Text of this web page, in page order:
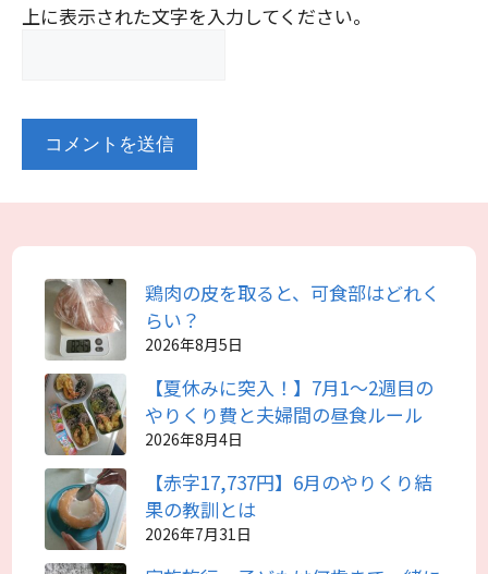
上に表示された文字を入力してください。
鶏肉の皮を取ると、可食部はどれく
らい？
2026年8月5日
【夏休みに突入！】7月1～2週目の
やりくり費と夫婦間の昼食ルール
2026年8月4日
【赤字17,737円】6月のやりくり結
果の教訓とは
2026年7月31日